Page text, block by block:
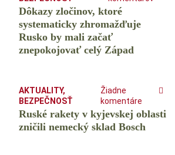
Dôkazy zločinov, ktoré
systematicky zhromažďuje
Rusko by mali začať
znepokojovať celý Západ
AKTUALITY,
BEZPEČNOSŤ
Žiadne
komentáre
Ruské rakety v kyjevskej oblasti
zničili nemecký sklad Bosch